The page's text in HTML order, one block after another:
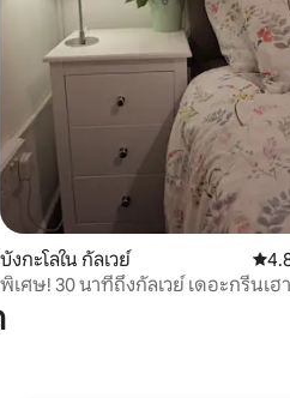
จาก 5, 79 รีวิว
บังกะโลใน กัลเวย์ คะแ
พิเศษ! 30 นาทีถึงกัลเวย์ เดอะกรีนเฮ